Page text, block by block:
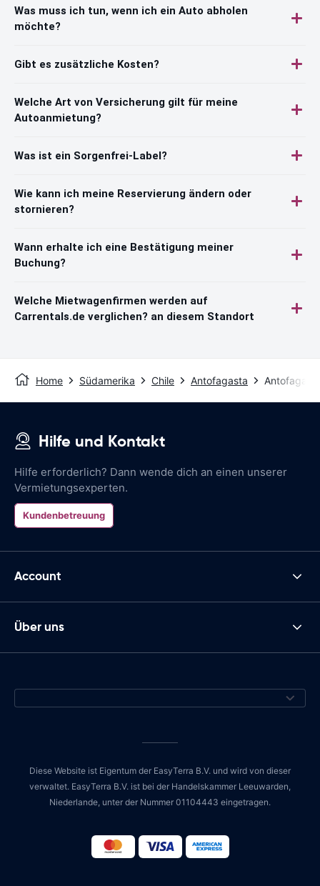
Was muss ich tun, wenn ich ein Auto abholen
möchte?
Gibt es zusätzliche Kosten?
Welche Art von Versicherung gilt für meine
Autoanmietung?
Was ist ein Sorgenfrei-Label?
Wie kann ich meine Reservierung ändern oder
stornieren?
Wann erhalte ich eine Bestätigung meiner
Buchung?
Welche Mietwagenfirmen werden auf
Carrentals.de verglichen? an diesem Standort
Home Südamerika Chile Antofagasta
Hilfe und Kontakt
Hilfe erforderlich? Dann wende dich an einen unserer
Vermietungsexperten.
Kundenbetreuung
Account
Über uns
Diese Website ist Eigentum der EasyTerra B.V. und wird von dieser
verwaltet. EasyTerra B.V. ist bei der Handelskammer Leeuwarden,
Niederlande, unter der Nummer 01104443 eingetragen.